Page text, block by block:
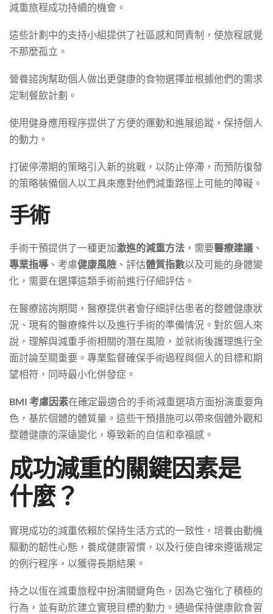
減重旅程成功持續的機會。
這些計劃中的支持小組提供了社區感和問責制，使旅程感覺
不那麼孤立。
營養諮詢幫助個人做出更健康的食物選擇並根據他們的需求
定制餐飲計劃。
使用健身應用程序提供了方便的運動和進展追蹤，保持個人
的動力。
打破停滯期的策略引入新的挑戰，以防止停滯，而預防復發
的策略裝備個人以工具來應對他們減重路徑上可能的障礙。
手術
手術干預提供了一種更加激進的減重方法 ，需要醫療建議 、
專業指導 、考慮健康風險 、評估體質指數以及可能的身體變
化，需要在選擇這類手術前進行仔細評估。
在醫療諮詢期間，醫療提供者會仔細評估患者的整體健康狀
況、現有的醫療條件以及進行手術的準備情況。對於個人來
說，理解與減重手術相關的潛在風險，並就術後護理進行全
面討論至關重要。專業監督確保手術過程與個人的目標和期
望相符，同時最小化併發症。
BMI 考慮因素在確定最適合的手術減重選項方面扮演重要角
色，基於個體的體質量。這些干預措施可以帶來個體外觀和
整體健康的深遠變化，導致新的自信和幸福感。
成功減重的關鍵因素是
什麼？
實現成功的減重依賴於保持生活方式的一致性，培養由動機
驅動的韌性心態，養成健康習慣，以及行使自律來遵循規定
的例行程序，以獲得長期結果。
持之以恆在減重旅程中扮演關鍵角色，因為它強化了積極的
行為，並有助於建立實現目標的動力。通過保持健康飲食習